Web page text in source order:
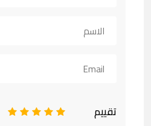
تقييم 5
4
3
2